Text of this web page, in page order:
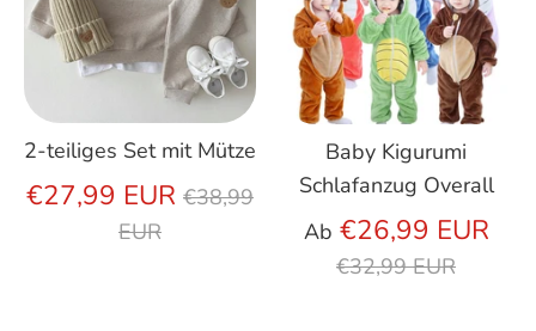
2-teiliges Set mit Mütze
€27,99 EUR Regulärer
€38,99
EUR
Baby Kigurumi
Schlafanzug Overall
Ab €26,99 EUR
€32,99 EUR